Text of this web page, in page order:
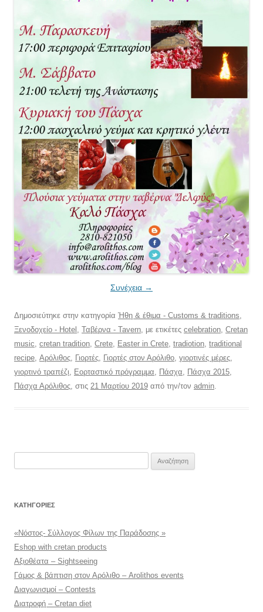
Συνέχεια →
Δημοσιεύτηκε στην κατηγορία Ήθη & έθιμα - Customs & traditions
Ξενοδοχείο - Hotel
Ταβέρνα - Tavern , με ετικέτες celebration Cretan
music cretan tradition Crete Easter in Crete tradiotion traditional
recipe Αρόλιθος Γιορτές Γιορτές στον Αρόλιθο γιορτινές μέρες
γιορτινό τραπέζι
Εορταστικό πρόγραμμα Πάσχα Πάσχα 2015
Πάσχα Αρόλιθος , στις 21 Μαρτίου 2019 από την/τον admin
KΑΤΗΓΟΡΊΕΣ
«Νόστος- Σύλλογος Φίλων της Παράδοσης »
Eshop with cretan products
Αξιοθέατα – Sightseeing
Γάμος & βάπτιση στον Αρόλιθο – Arolithos events
Διαγωνισμοί – Contests
Διατροφή – Cretan diet